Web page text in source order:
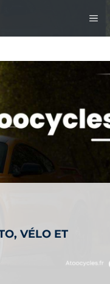
VÉLO ET